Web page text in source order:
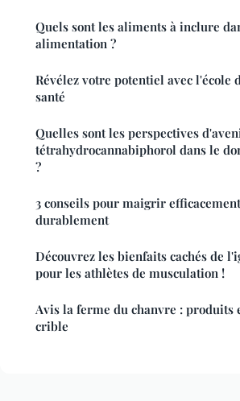
Quels sont les aliments à inclure
alimentation ?
Révélez votre potentiel avec l'école
santé
Quelles sont les perspectives
tétrahydrocannabiphorol dans le
?
3 conseils pour maigrir
durablement
Découvrez les bienfaits cachés de
pour les athlètes de musculation !
Avis la ferme du chanvre : produits
crible